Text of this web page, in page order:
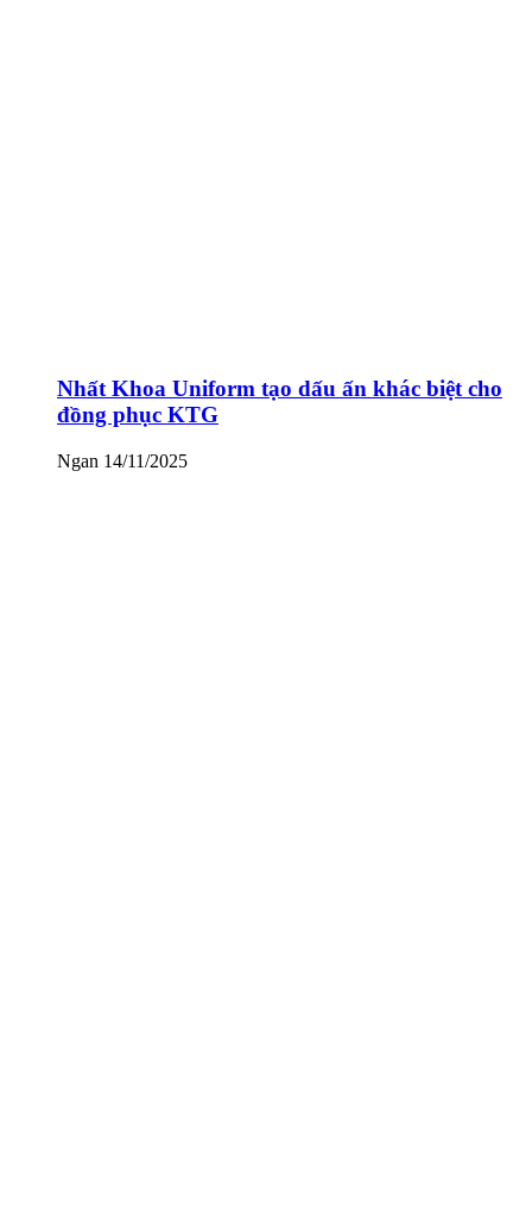
Nhất Khoa Uniform tạo dấu ấn khác biệt cho
đồng phục KTG
Ngan 14/11/2025